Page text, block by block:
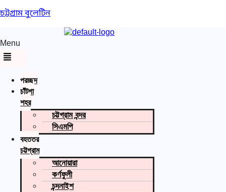
চট্টগ্রাম বুলেটিন
Menu
প্রচ্ছদ
চাঁটগা
শহর
চট্টগ্রাম বন্দর
সিএমপি
বৃহত্তর
চট্টগ্রাম
আনোয়ারা
কর্ণফুলী
চন্দনাইশ